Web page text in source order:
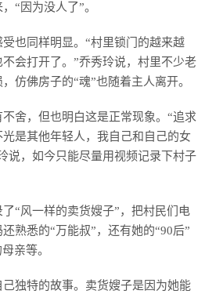
“因为没人了”。
也同样明显。“村里锁门的越来越
会打开了。”乔秀玲说，村里不少老
仿佛房子的“魂”也随着主人离开。
舍，但也明白这是正常现象。“追求
是其他年轻人，我自己和自己的女
说，如今只能尽量用视频记录下村子
“风一样的卖货嫂子”，把村民们电
熟悉的“万能叔”，还有她的“90后”
亲等。
独特的故事。卖货嫂子是因为她能